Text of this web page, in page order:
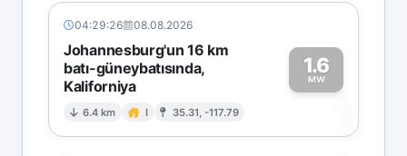
04:29:26 08.08.2026
Johannesburg'un 16 km
batı-güneybatısında,
Kaliforniya
6.4 km I 35.31, -117.79
1.6
MW
1